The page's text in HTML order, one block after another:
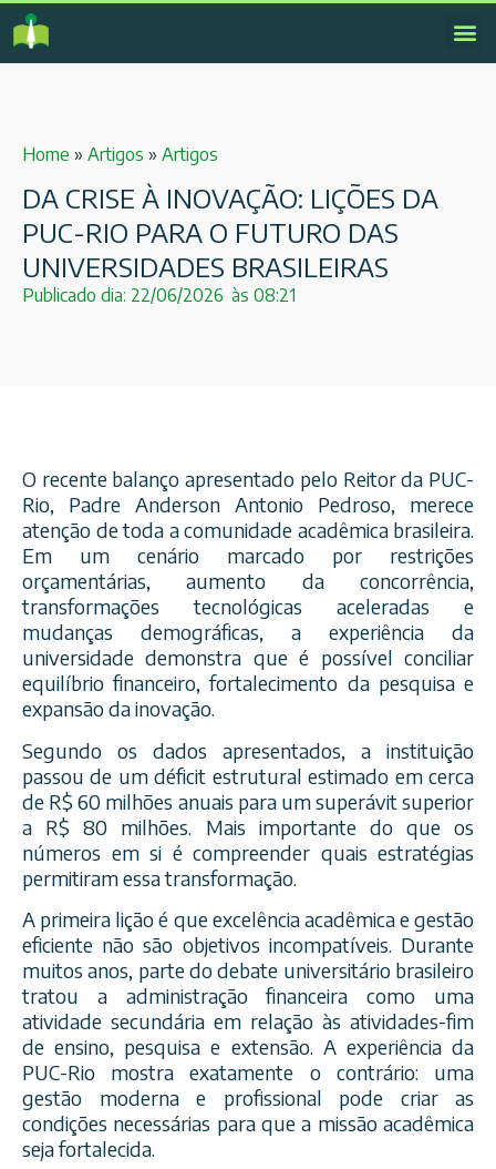
Home » Artigos » Artigos
DA CRISE À INOVAÇÃO: LIÇÕES DA
PUC-RIO PARA O FUTURO DAS
UNIVERSIDADES BRASILEIRAS
Publicado dia: 22/06/2026 às 08:21
O recente balanço apresentado pelo Reitor da PUC-
Rio, Padre Anderson Antonio Pedroso, merece
atenção de toda a comunidade acadêmica brasileira.
Em um cenário marcado por restrições
orçamentárias, aumento da concorrência,
transformações tecnológicas aceleradas e
mudanças demográficas, a experiência da
universidade demonstra que é possível conciliar
equilíbrio financeiro, fortalecimento da pesquisa e
expansão da inovação.
Segundo os dados apresentados, a instituição
passou de um déficit estrutural estimado em cerca
de R$ 60 milhões anuais para um superávit superior
a R$ 80 milhões. Mais importante do que os
números em si é compreender quais estratégias
permitiram essa transformação.
A primeira lição é que excelência acadêmica e gestão
eficiente não são objetivos incompatíveis. Durante
muitos anos, parte do debate universitário brasileiro
tratou a administração financeira como uma
atividade secundária em relação às atividades-fim
de ensino, pesquisa e extensão. A experiência da
PUC-Rio mostra exatamente o contrário: uma
gestão moderna e profissional pode criar as
condições necessárias para que a missão acadêmica
seja fortalecida.